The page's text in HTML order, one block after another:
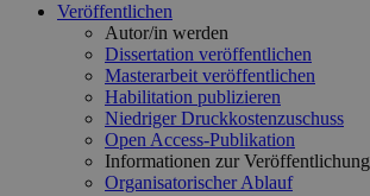
Veröffentlichen
Autor/in werden
Dissertation veröffentlichen
Masterarbeit veröffentlichen
Habilitation publizieren
Niedriger Druckkostenzuschuss
Open Access-Publikation
Informationen zur Veröffentlichung
Organisatorischer Ablauf